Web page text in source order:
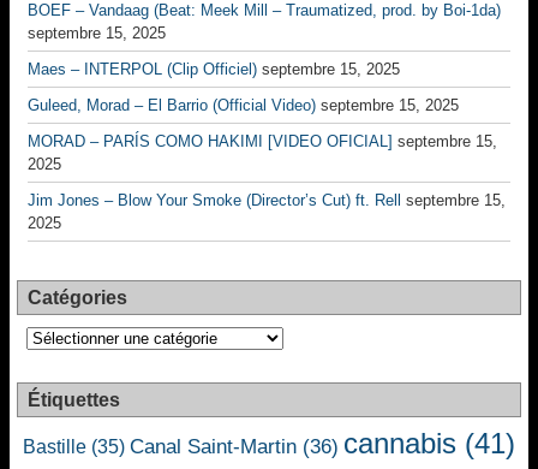
BOEF – Vandaag (Beat: Meek Mill – Traumatized, prod. by Boi-1da)
septembre 15, 2025
Maes – INTERPOL (Clip Officiel) septembre 15, 2025
Guleed, Morad – El Barrio (Official Video) septembre 15, 2025
MORAD – PARÍS COMO HAKIMI [VIDEO OFICIAL] septembre 15,
2025
Jim Jones – Blow Your Smoke (Director’s Cut) ft. Rell
septembre 15,
2025
Catégories
Catégories
Étiquettes
Bastille (35) Canal Saint-Martin (36) cannabis (41)